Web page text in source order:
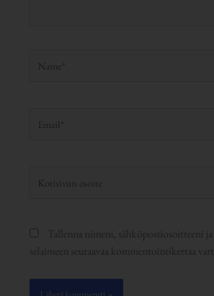
Tallenna nimeni, sähköpostiosoitteeni
selaimeen seuraavaa kommentointikertaa